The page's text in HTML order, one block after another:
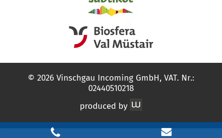
© 2026 Vinschgau Incoming GmbH, VAT. Nr.:
02440510218
produced by